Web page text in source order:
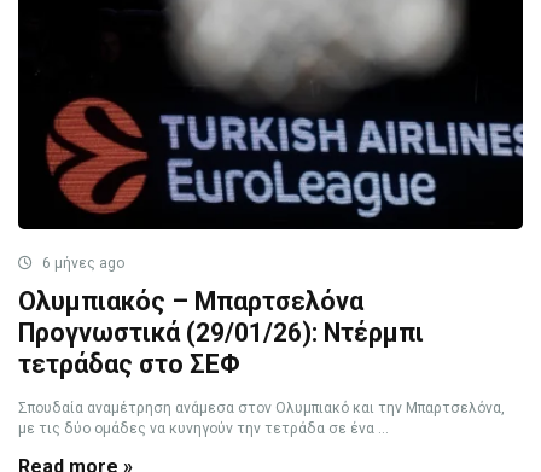
6 μήνες ago
Ολυμπιακός – Μπαρτσελόνα
Προγνωστικά (29/01/26): Ντέρμπι
τετράδας στο ΣΕΦ
Σπουδαία αναμέτρηση ανάμεσα στον Ολυμπιακό και την Μπαρτσελόνα,
με τις δύο ομάδες να κυνηγούν την τετράδα σε ένα ...
Read more »